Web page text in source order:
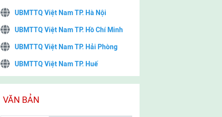
UBMTTQ Việt Nam TP. Hà Nội
UBMTTQ Việt Nam TP. Hồ Chí Minh
UBMTTQ Việt Nam TP. Hải Phòng
UBMTTQ Việt Nam TP. Huế
UBMTTQ Việt Nam TP. Cần Thơ
UBMTTQ Việt Nam tỉnh Quảng Ninh
VĂN BẢN